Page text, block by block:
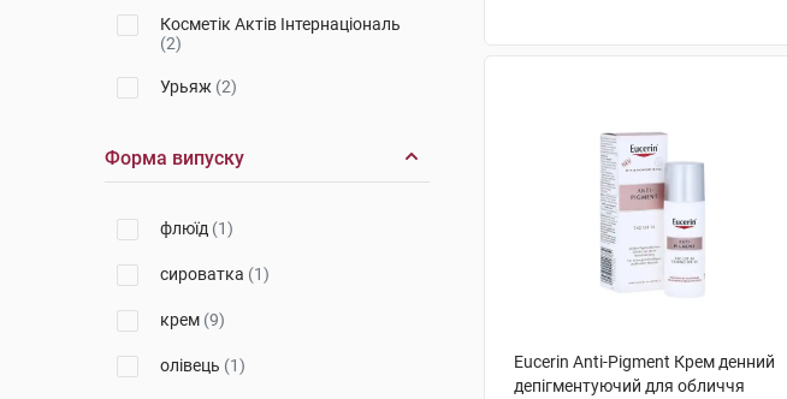
Косметік Актів Інтернаціональ
(2)
Урьяж (2)
Форма випуску
флюїд (1)
сироватка (1)
крем (9)
олівець (1)
Eucerin Anti-Pigment Крем денний
депігментуючий для обличчя